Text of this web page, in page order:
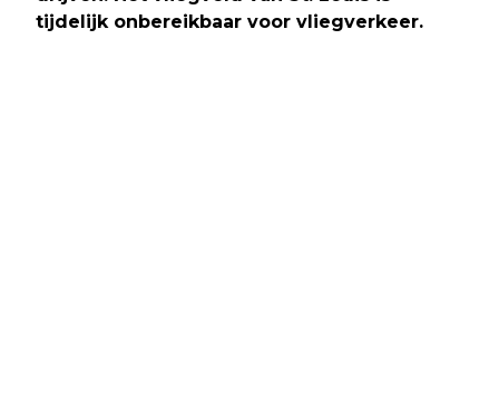
tijdelijk onbereikbaar voor vliegverkeer.